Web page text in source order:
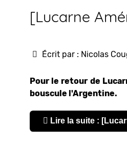
[Lucarne
Écrit par : Nicolas
Pour le retour de
bouscule l'Argentine.
Lire la suite :